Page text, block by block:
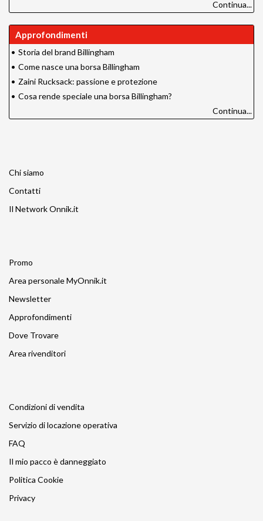
Continua...
Approfondimenti
• Storia del brand Billingham
• Come nasce una borsa Billingham
• Zaini Rucksack: passione e protezione
• Cosa rende speciale una borsa Billingham?
Continua...
Chi siamo
Contatti
Il Network Onnik.it
Promo
Area personale MyOnnik.it
Newsletter
Approfondimenti
Dove Trovare
Area rivenditori
Condizioni di vendita
Servizio di locazione operativa
FAQ
Il mio pacco è danneggiato
Politica Cookie
Privacy